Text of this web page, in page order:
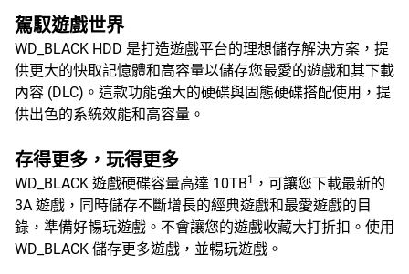
駕馭遊戲世界
WD_BLACK HDD 是打造遊戲平台的理想儲存解決方案，提
供更大的快取記憶體和高容量以儲存您最愛的遊戲和其下載
內容 (DLC)。這款功能強大的硬碟與固態硬碟搭配使用，提
供出色的系統效能和高容量。
存得更多，玩得更多
WD_BLACK 遊戲硬碟容量高達 10TB1
，可讓您下載最新的
3A 遊戲，同時儲存不斷增長的經典遊戲和最愛遊戲的目
錄，準備好暢玩遊戲。不會讓您的遊戲收藏大打折扣。使用
WD_BLACK 儲存更多遊戲，並暢玩遊戲。